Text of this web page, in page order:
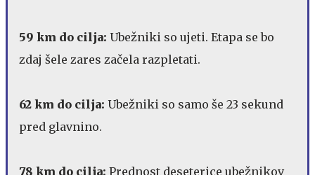
59 km do cilja: Ubežniki so ujeti. Etapa se bo
zdaj šele zares začela razpletati.
62 km do cilja: Ubežniki so samo še 23 sekund
pred glavnino.
78 km do cilja: Prednost deseterice ubežnikov